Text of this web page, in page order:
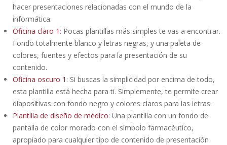
hacer presentaciones relacionadas con el mundo de la
informática.
Oficina claro 1 : Pocas plantillas más simples te vas a encontrar.
Fondo totalmente blanco y letras negras, y una paleta de
colores, fuentes y efectos para la presentación de su
contenido.
Oficina oscuro 1 : Si buscas la simplicidad por encima de todo,
esta plantilla está hecha para ti. Simplemente, te permite crear
diapositivas con fondo negro y colores claros para las letras.
Plantilla de diseño de médico: Una plantilla con un fondo de
pantalla de color morado con el símbolo farmacéutico,
apropiado para cualquier tipo de contenido de presentación